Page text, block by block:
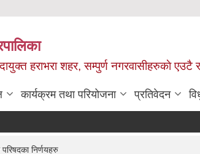
हराभरा शहर, सम्पुर्ण नगरवासीहरुकाे एउटै
कार्यक्रम तथा परियोजना प्रतिवेदन
निर्णयहरु